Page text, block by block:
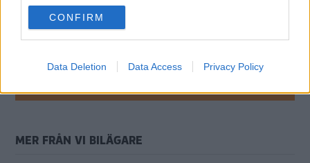
use your data for below specified purposes in below Google
consent section.
CONFIRM
Data Deletion Data Access Privacy Policy
Genom att anmäla dig godkänner du OK-förlagets
MER FRÅN VI BILÄGARE